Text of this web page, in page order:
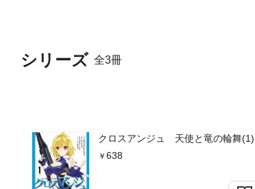
シリーズ 全3冊
クロスアンジュ 天使と竜の輪舞(1)
638